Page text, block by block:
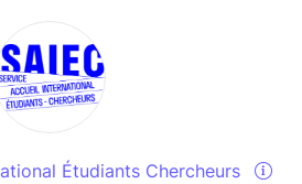
Étudiants Chercheurs